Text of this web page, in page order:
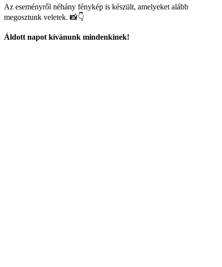
Az eseményről néhány fénykép is készült, amelyeket alább
megosztunk veletek. 📸👇
Áldott napot kívánunk mindenkinek!